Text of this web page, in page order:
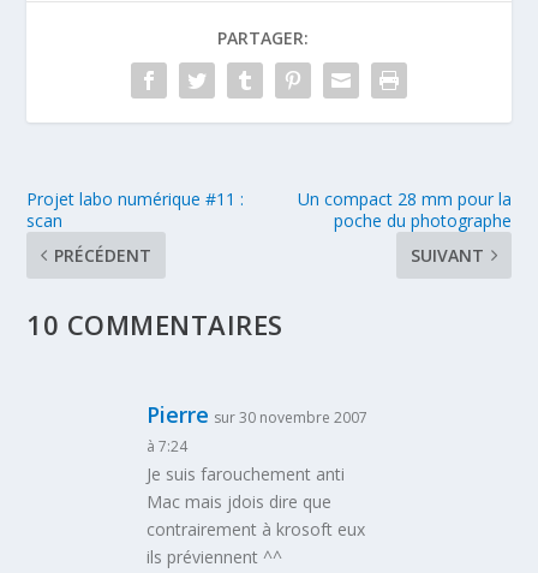
PARTAGER:
Projet labo numérique #11 :
scan
PRÉCÉDENT
Un compact 28 mm pour la
poche du photographe
SUIVANT
10 COMMENTAIRES
Pierre sur 30 novembre 2007
à 7:24
Je suis farouchement anti
Mac mais jdois dire que
contrairement à krosoft eux
ils préviennent ^^